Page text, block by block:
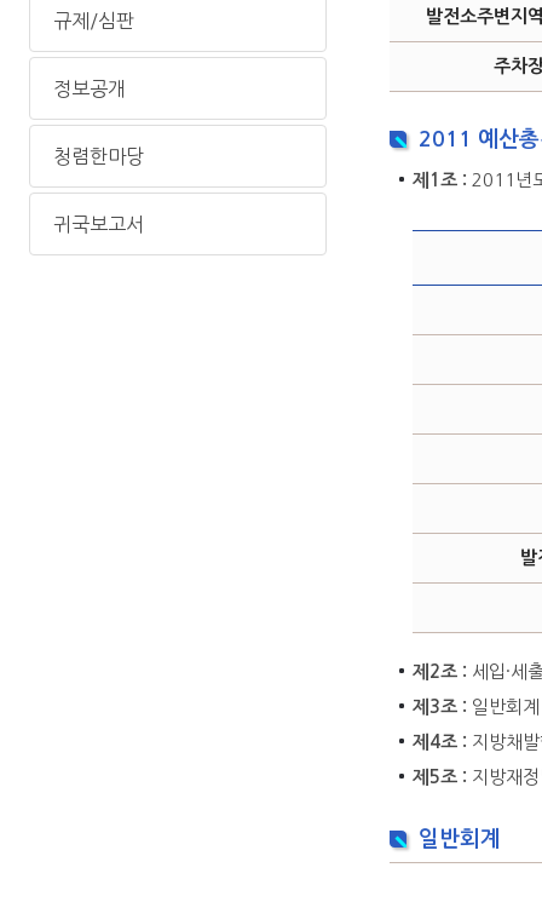
규제/심판
정보공개
청렴한마당
귀국보고서
발전소주변지
주차
2011 예산
제1조 : 2011년
발
제2조 : 세입·세
제3조 : 일반회
제4조 : 지방채
제5조 : 지방재
일반회계